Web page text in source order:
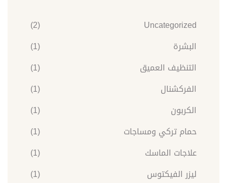
Uncategorized
(2)
البشرة
(1)
التنظيف العميق
(1)
الفركشنال
(1)
الكربون
(1)
حمام تركي ومساجات
(1)
علاجات الماسك
(1)
ليزر الفيكتوس
(1)